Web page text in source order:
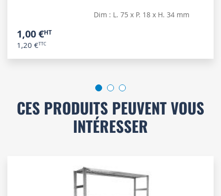
Dim : L. 75 x P. 18 x H. 34 mm
1,00 €
1,20 €
CES PRODUITS PEUVENT VOUS
INTÉRESSER